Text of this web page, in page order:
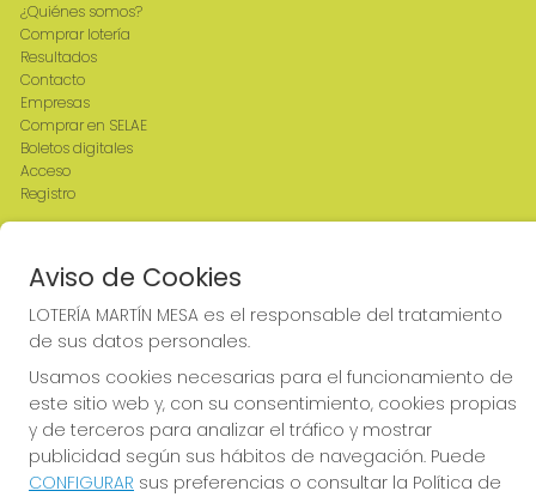
¿Quiénes somos?
Comprar lotería
Resultados
Contacto
Empresas
Comprar en SELAE
Boletos digitales
Acceso
Registro
CONTACTO
ADMINISTRACION DE LOTERIAS: 2-CIUDAD RODRIGO -
RECEPTOR OFICIAL: 64380
923482019
web@admon2martinmesa.es
Aviso de Cookies
LOTERÍA MARTÍN MESA es el responsable del tratamiento
de sus datos personales.
Usamos cookies necesarias para el funcionamiento de
este sitio web y, con su consentimiento, cookies propias
y de terceros para analizar el tráfico y mostrar
publicidad según sus hábitos de navegación. Puede
CONFIGURAR sus preferencias o consultar la Política de